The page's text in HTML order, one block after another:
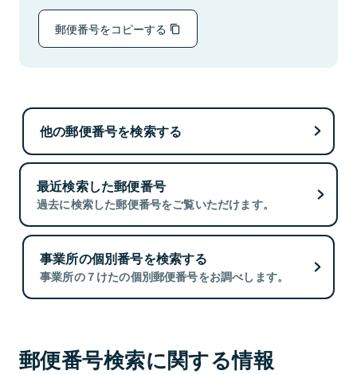
郵便番号をコピーする
他の郵便番号を検索する
最近検索した郵便番号
過去に検索した郵便番号をご覧いただけます。
事業所の個別番号を検索する
事業所の７けたの個別郵便番号をお調べします。
郵便番号検索に関する情報